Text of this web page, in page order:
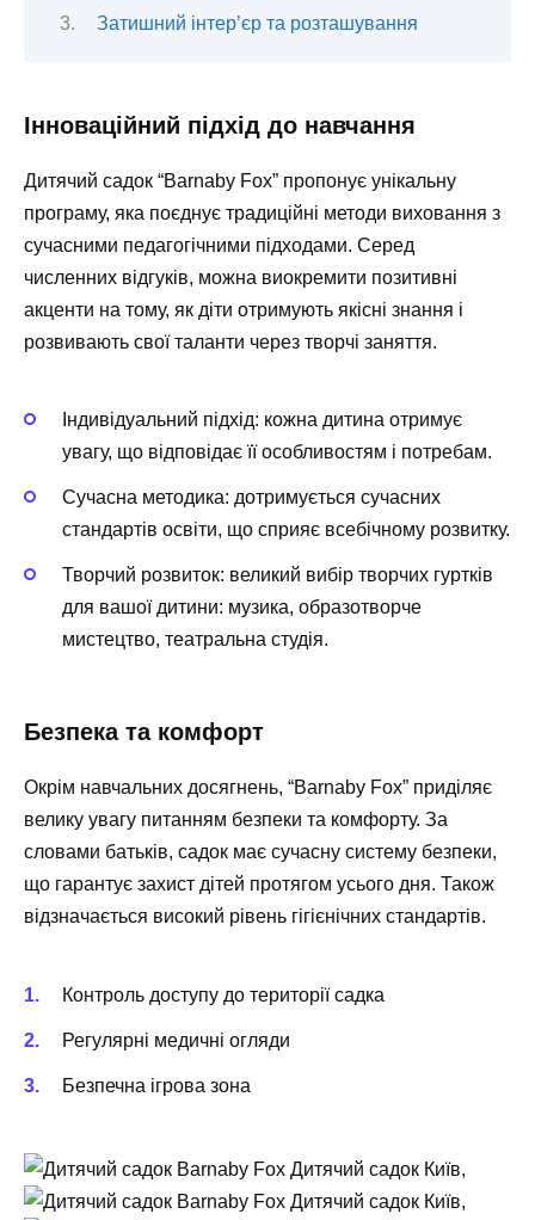
Затишний інтер’єр та розташування
Інноваційний підхід до навчання
Дитячий садок “Barnaby Fox” пропонує унікальну
програму, яка поєднує традиційні методи виховання з
сучасними педагогічними підходами. Серед
численних відгуків, можна виокремити позитивні
акценти на тому, як діти отримують якісні знання і
розвивають свої таланти через творчі заняття.
Індивідуальний підхід: кожна дитина отримує
увагу, що відповідає її особливостям і потребам.
Сучасна методика: дотримується сучасних
стандартів освіти, що сприяє всебічному розвитку.
Творчий розвиток: великий вибір творчих гуртків
для вашої дитини: музика, образотворче
мистецтво, театральна студія.
Безпека та комфорт
Окрім навчальних досягнень, “Barnaby Fox” приділяє
велику увагу питанням безпеки та комфорту. За
словами батьків, садок має сучасну систему безпеки,
що гарантує захист дітей протягом усього дня. Також
відзначається високий рівень гігієнічних стандартів.
Контроль доступу до території садка
Регулярні медичні огляди
Безпечна ігрова зона
,
,